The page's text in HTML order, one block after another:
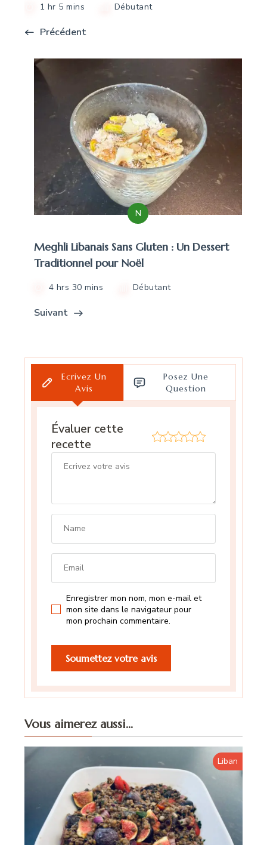
1 hr 5 mins Débutant
Précédent
N
Meghli Libanais Sans Gluten : Un Dessert
Traditionnel pour Noël
4 hrs 30 mins Débutant
Suivant
Ecrivez Un
Avis
Posez Une
Question
Évaluer cette
recette
Enregistrer mon nom, mon e-mail et
mon site dans le navigateur pour
mon prochain commentaire.
Vous aimerez aussi...
Liban